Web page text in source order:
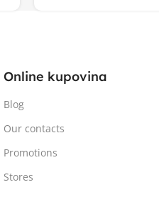
Online kupovina
Blog
Our contacts
Promotions
Stores